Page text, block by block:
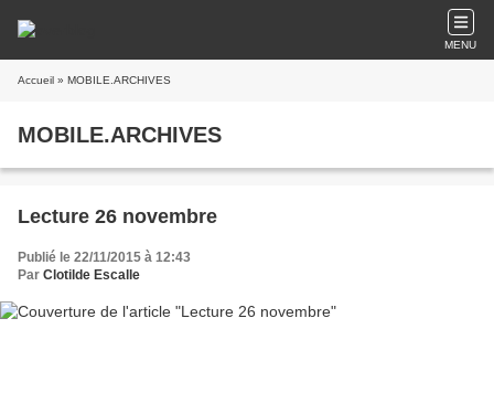
MENU
Accueil » MOBILE.ARCHIVES
MOBILE.ARCHIVES
Lecture 26 novembre
Publié le 22/11/2015 à 12:43
Par Clotilde Escalle